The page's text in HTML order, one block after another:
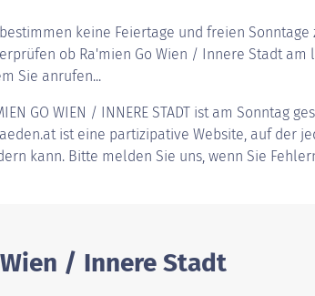
keine Feiertage und freien Sonntage
ob Ra'mien Go Wien / Innere Stadt am
Sie anrufen...
GO WIEN / INNERE STADT ist am Sonntag
ist eine partizipative Website, auf der
kann. Bitte melden Sie uns, wenn Sie
/ Innere Stadt